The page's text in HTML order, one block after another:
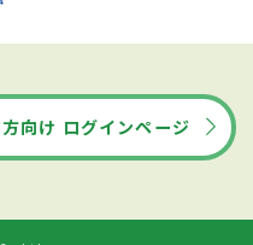
向け ログインページ